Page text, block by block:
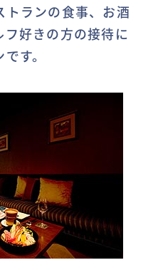
トランの食事、お酒
好きの方の接待に
す。